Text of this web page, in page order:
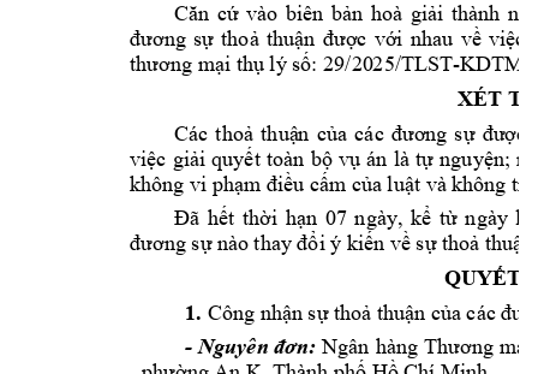
Căn cứ vào biên bản hoà giải thành
đương sự thoả thuận được với nhau về việc
thương mại thụ lý số: 29/2025/TLST-KDTM
XÉT
Các thoả thuận của các đương sự được
việc giải quyết toàn bộ vụ án là tự nguyện;
không vi phạm điều cấm của luật và không
Đã hết thời hạn 07 ngày, kể từ ngày
đương sự nào thay đổi ý kiến về sự thoả
QUYẾT
1. Công nhận sự thoả thuận của các
- Nguyên đơn: Ngân hàng Thương